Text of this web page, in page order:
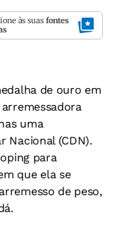
às suas fontes
de ouro em
uma
Nacional (CDN).
para
que ela se
de peso,